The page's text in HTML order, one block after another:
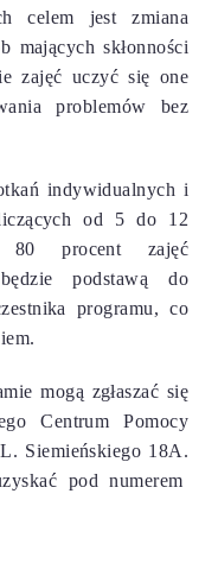
celem jest zmiana
mających skłonności
zajęć uczyć się one
problemów bez
indywidualnych i
od 5 do 12
80 procent zajęć
podstawą do
programu, co
mogą zgłaszać się
Centrum Pomocy
Siemieńskiego 18A.
pod numerem